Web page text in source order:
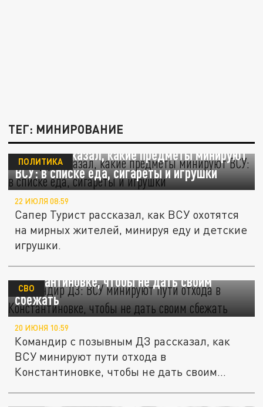
ТЕГ: МИНИРОВАНИЕ
Сапёр рассказал, какие предметы минируют
ВСУ: в списке еда, сигареты и игрушки
ПОЛИТИКА
22 ИЮЛЯ 08:59
Сапер Турист рассказал, как ВСУ охотятся
на мирных жителей, минируя еду и детские
игрушки.
Командир ДЗ: ВСУ минируют пути отхода в
Константиновке, чтобы не дать своим
сбежать
СВО
20 ИЮНЯ 10:59
Командир с позывным ДЗ рассказал, как
ВСУ минируют пути отхода в
Константиновке, чтобы не дать своим